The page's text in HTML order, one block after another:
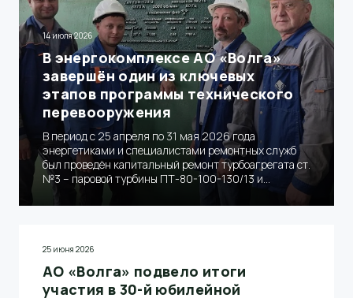
14 июля 2026
В энергокомплексе АО «Волга»
завершён один из ключевых
этапов программы технического
перевооружения
В период с 25 апреля по 31 мая 2026 года
энергетиками и специалистами ремонтных служб
был проведён капитальный ремонт турбоагрегата ст.
№3 – паровой турбины ПТ-80-100-130/13 и
турбогенератора ТВФ-120-2
25 июня 2026
АО «Волга» подвело итоги
участия в 30-й юбилейной